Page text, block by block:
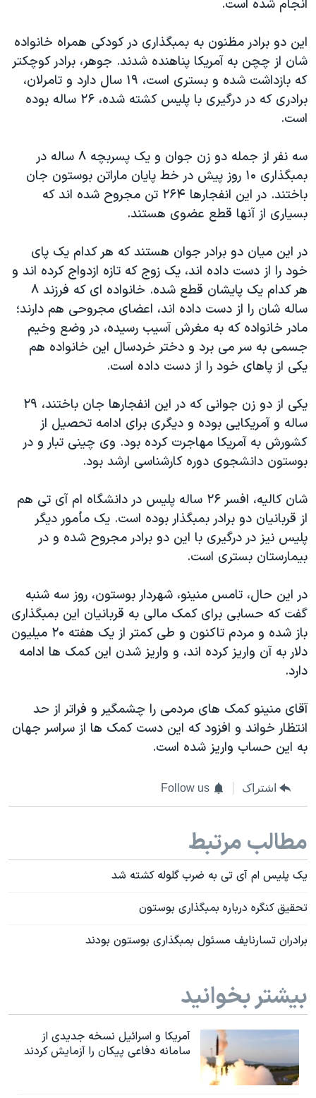
انجام شده است.
این دو برادر مظنون به بمبگذاری در کودکی همراه خانواده
شان از چچن به آمریکا پناهنده شدند. جوهر، برادر کوچکتر
که بازداشت شده و بستری است، ۱۹ سال دارد و تامرلان،
برادری که در درگیری با پلیس کشته شده، ۲۶ ساله بوده
است.
سه نفر از جمله دو زن جوان و یک پسربچه ۸ ساله در
بمبگذاری ۱۰ روز پیش در خط پایان ماراتن بوستون جان
باختند. در این انفجارها ۲۶۴ تن مجروح شده اند که
بسیاری از آنها قطع عضوی هستند.
در این میان دو برادر جوان هستند که هر کدام یک پای
خود را از دست داده اند، یک زوج که تازه ازدواج کرده اند و
هر کدام یک پایشان قطع شده. خانواده ای که فرزند ۸
ساله شان را از دست داده اند، اعضای مجروحی هم دارند؛
مادر خانواده که به مغرش آسیب رسیده، در وضع وخیم
جسمی به سر می برد و دختر خردسال این خانواده هم
یکی از پاهای خود را از دست داده است.
یکی از دو زن جوانی که در این انفجارها جان باختند، ۲۹
ساله و آمریکایی بوده و دیگری برای ادامه تحصیل از
کشورش به آمریکا مهاجرت کرده بود. وی چینی تبار و در
بوستون دانشجوی دوره کارشناسی ارشد بود.
شان کالیه، افسر ۲۶ ساله پلیس در دانشگاه ام آی تی هم
از قربانیان دو برادر بمبگذار بوده است. یک مأمور دیگر
پلیس نیز در درگیری با این دو برادر مجروح شده و در
بیمارستان بستری است.
در این حال، تامس منینو، شهردار بوستون، روز سه شنبه
گفت که حسابی برای کمک مالی به قربانیان این بمبگذاری
باز شده و مردم تاکنون و طی کمتر از یک هفته ۲۰ میلیون
دلار به آن واریز کرده اند، و واریز شدن این کمک ها ادامه
دارد.
آقای منینو کمک های مردمی را چشمگیر و فراتر از حد
انتظار خواند و افزود که این دست کمک ها از سراسر جهان
به این حساب واریز شده است.
اشتراک Follow us
مطالب مرتبط
یک پلیس ام آی تی به ضرب گلوله کشته شد
تحقیق کنگره درباره بمبگذاری بوستون
برادران تسارنایف مسئول بمبگذاری بوستون بودند
بیشتر بخوانید
آمریکا و اسرائیل نسخه جدیدی از
سامانه دفاعی پیکان را آزمایش کردند